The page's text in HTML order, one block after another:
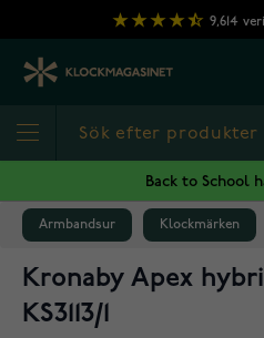
Hoppa till innehållet
9,614
Back to School
Armbandsur Klockmärken
Kronaby Apex
KS3113/1